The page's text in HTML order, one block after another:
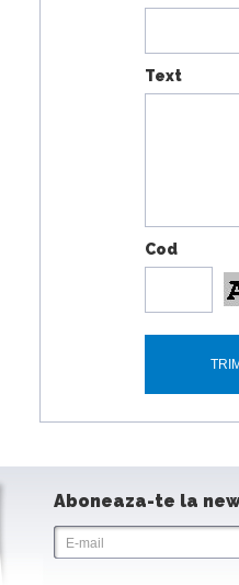
Text
Cod
Aboneaza-te la